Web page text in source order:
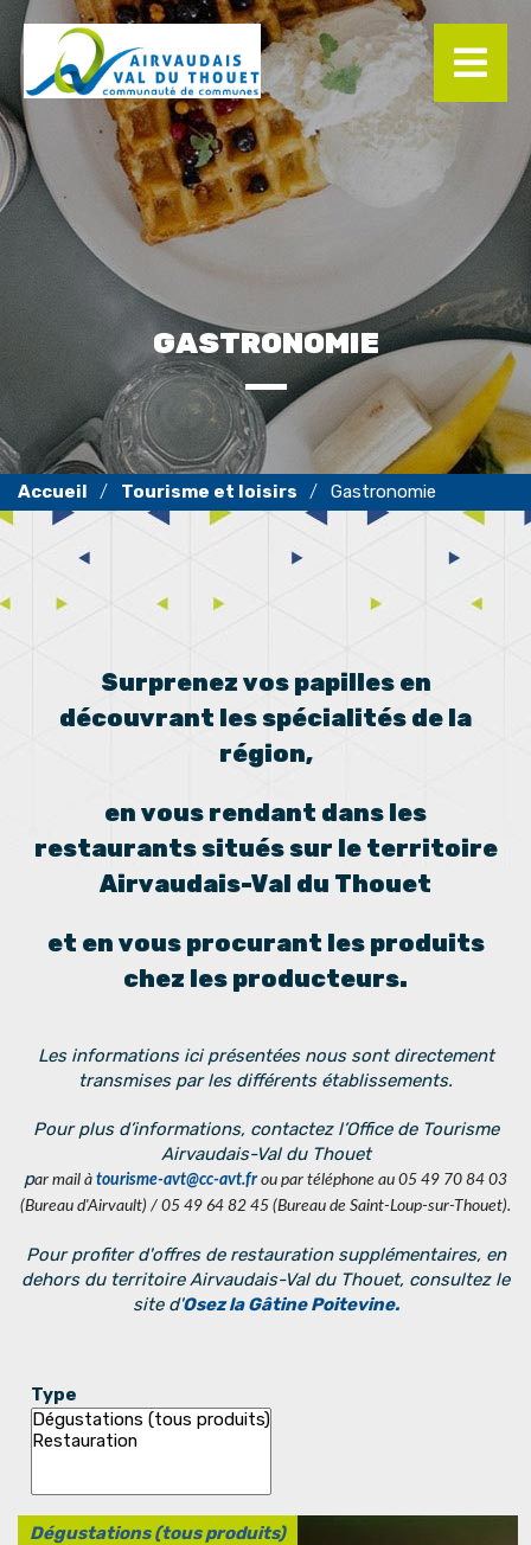
Tourisme et loisirs Gastronomie
Surprenez vos papilles en
découvrant les spécialités de la
région,
en vous rendant dans les
restaurants situés sur le territoire
Airvaudais-Val du Thouet
et en vous procurant les produits
chez les producteurs.
Les informations ici présentées nous sont directement
transmises par les différents établissements.
Pour plus d’informations, contactez l’Office de Tourisme
Airvaudais-Val du Thouet
par mail à tourisme-avt@cc-avt.fr ou par téléphone au 05 49 70 84 03
(Bureau d'Airvault) / 05 49 64 82 45 (Bureau de Saint-Loup-sur-Thouet).
Pour profiter d'offres de restauration supplémentaires, en
dehors du territoire Airvaudais-Val du Thouet, consultez le
site d'Osez la Gâtine Poitevine.
GASTRONOMIE
Type
Dégustations (tous produits)
Panneau de gestion des cookies